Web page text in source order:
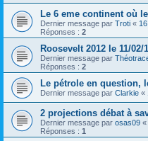
Le 6 eme continent où
Dernier message par Troti «
Réponses : 2
Roosevelt 2012 le 11/
Dernier message par
Réponses : 2
Le pétrole en question,
Dernier message par Clarkie «
2 projections débat à
Dernier message par osas09 «
Réponses : 1